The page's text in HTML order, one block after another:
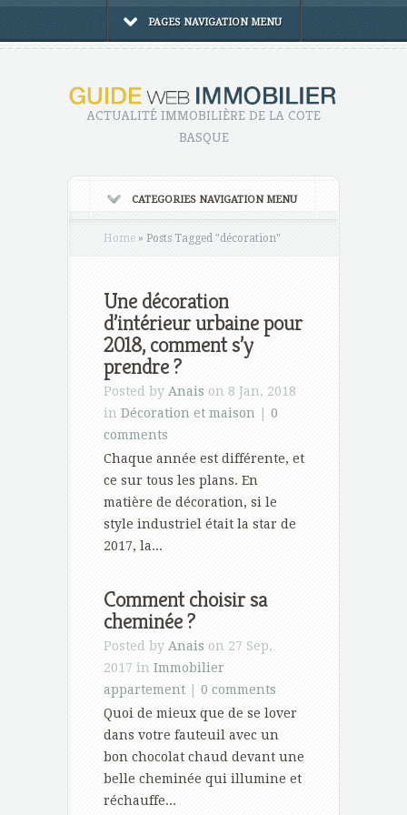
PAGES NAVIGATION MENU
ACTUALITÉ IMMOBILIÈRE DE LA COTE
BASQUE
CATEGORIES NAVIGATION MENU
Home » Posts Tagged "décoration"
Une décoration
d’intérieur urbaine pour
2018, comment s’y
prendre ?
Posted by Anais on 8 Jan, 2018
in Décoration et maison
0
comments
Chaque année est différente, et
ce sur tous les plans. En
matière de décoration, si le
style industriel était la star de
2017, la...
Comment choisir sa
cheminée ?
Posted by Anais on 27 Sep,
2017 in Immobilier
appartement
0 comments
Quoi de mieux que de se lover
dans votre fauteuil avec un
bon chocolat chaud devant une
belle cheminée qui illumine et
réchauffe...